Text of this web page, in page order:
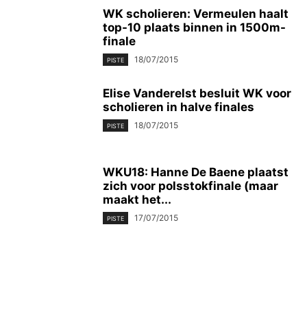
WK scholieren: Vermeulen haalt
top-10 plaats binnen in 1500m-
finale
PISTE 18/07/2015
Elise Vanderelst besluit WK voor
scholieren in halve finales
PISTE 18/07/2015
WKU18: Hanne De Baene plaatst
zich voor polsstokfinale (maar
maakt het...
PISTE 17/07/2015